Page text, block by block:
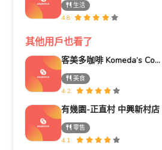
生活
4.8
其他用戶也看了
客美多咖啡 Komeda‘s Coffee - 台南小北店
美食
4.2
有幾園-正直村 中興新村店
零售
4.1